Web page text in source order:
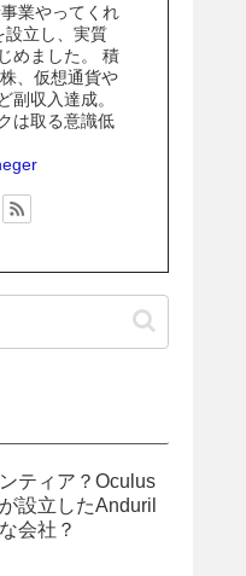
業やってくれ
設立し、実質
めました。 積
、仮想通貨や
副収入達成。
は取る意識低
ティア？Oculus
設立したAnduril
会社？